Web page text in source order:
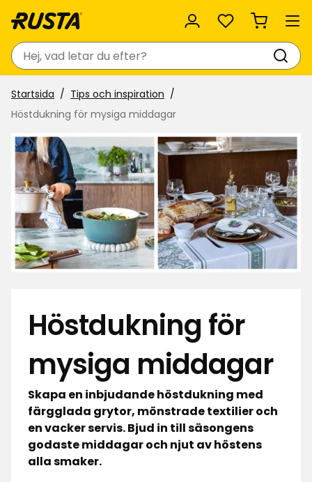
Favoriter
Sök
Startsida
Tips och inspiration
Höstdukning för mysiga middagar
Höstdukning för
mysiga middagar
Skapa en inbjudande höstdukning med
färgglada grytor, mönstrade textilier och
en vacker servis. Bjud in till säsongens
godaste middagar och njut av höstens
alla smaker.